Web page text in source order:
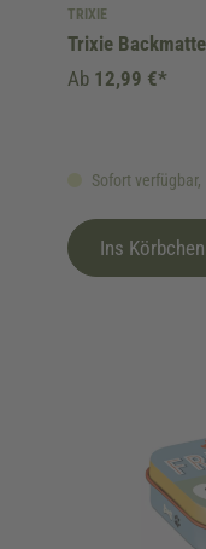
TRIXIE
Trixie
Sofort
Ab 12,99 €*
Ins Körbchen